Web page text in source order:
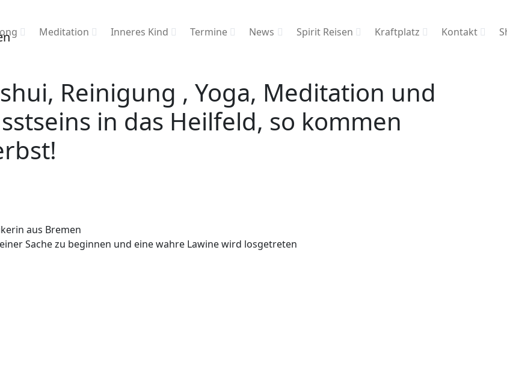
Meditation Inneres Kind Termine News Spirit Reisen Kraftplatz Kontakt
Reinigung , Yoga, Meditation und
in das Heilfeld, so kommen
aus Bremen
Sache zu beginnen und eine wahre Lawine wird losgetreten